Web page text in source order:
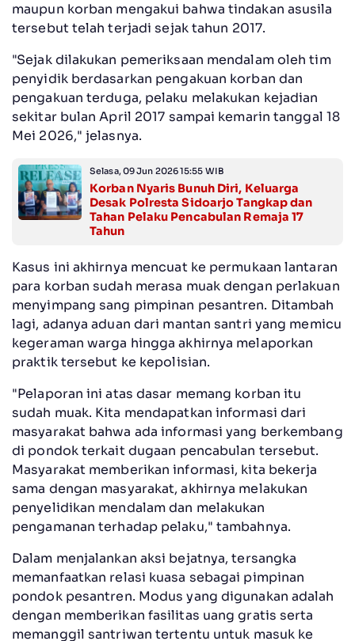
maupun korban mengakui bahwa tindakan asusila
tersebut telah terjadi sejak tahun 2017.
"Sejak dilakukan pemeriksaan mendalam oleh tim
penyidik berdasarkan pengakuan korban dan
pengakuan terduga, pelaku melakukan kejadian
sekitar bulan April 2017 sampai kemarin tanggal 18
Mei 2026," jelasnya.
Selasa, 09 Jun 2026 15:55 WIB
Korban Nyaris Bunuh Diri, Keluarga
Desak Polresta Sidoarjo Tangkap dan
Tahan Pelaku Pencabulan Remaja 17
Tahun
Kasus ini akhirnya mencuat ke permukaan lantaran
para korban sudah merasa muak dengan perlakuan
menyimpang sang pimpinan pesantren. Ditambah
lagi, adanya aduan dari mantan santri yang memicu
kegeraman warga hingga akhirnya melaporkan
praktik tersebut ke kepolisian.
"Pelaporan ini atas dasar memang korban itu
sudah muak. Kita mendapatkan informasi dari
masyarakat bahwa ada informasi yang berkembang
di pondok terkait dugaan pencabulan tersebut.
Masyarakat memberikan informasi, kita bekerja
sama dengan masyarakat, akhirnya melakukan
penyelidikan mendalam dan melakukan
pengamanan terhadap pelaku," tambahnya.
Dalam menjalankan aksi bejatnya, tersangka
memanfaatkan relasi kuasa sebagai pimpinan
pondok pesantren. Modus yang digunakan adalah
dengan memberikan fasilitas uang gratis serta
memanggil santriwan tertentu untuk masuk ke